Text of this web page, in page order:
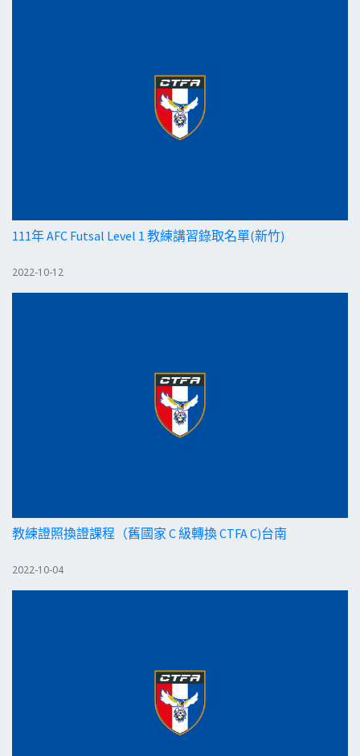
111年 AFC Futsal Level 1 教練講習錄取名單(新竹)
2022-10-12
教練證照換證課程（舊國家 C 級轉換 CTFA C)台南
2022-10-04